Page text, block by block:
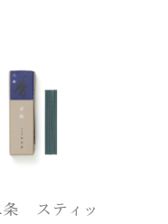
条 スティッ